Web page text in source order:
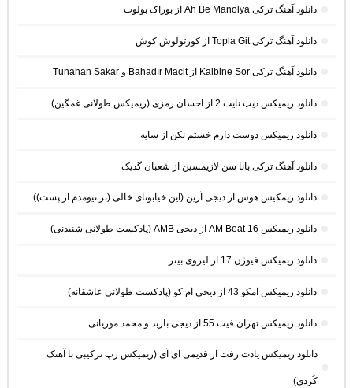
دانلود آهنگ ترکی Ah Be Manolya از بوراک بولوت
دانلود آهنگ ترکی Topla Git از کورتولوش کوش
دانلود آهنگ ترکی Kalbine Sor از Bahadır Macit و Tunahan Sakar
دانلود ریمیکس دیپ نایت 2 از احسان رمزی (ریمیکس طولانی غمگین)
دانلود ریمیکس دوست دارم خستم نکن از سایه
دانلود آهنگ ترکی بانا سن لازیمسین از شعبان گدیک
دانلود ریمکیس هوس از دیجی آرین (این خیابونای خالی (بر نیومدم از پست))
دانلود ریمیکس AM Beat 16 از دیجی AMB (پادکست طولانی شنیدنی)
دانلود ریمیکس فیوژن 17 از لیروی بیتز
دانلود ریمیکس امکو 43 از دیجی ام کو (پادکست طولانی عاشقانه)
دانلود ریمیکس تهران فیت 55 از دیجی باربد و محمد موریانی
دانلود ریمیکس یادت رفت از قدیمی ای آی (ریمیکس رپ ترکیبی با آهنک
کُردی)